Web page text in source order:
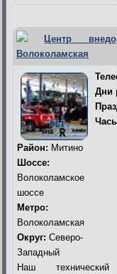
Центр
Волоколамская
Дни
Район: Митино
Шоссе:
Волоколамское
шоссе
Метро:
Волоколамская
Округ: Северо-
Западный
Наш